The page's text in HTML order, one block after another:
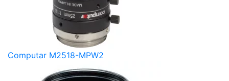
Computar M2518-MPW2